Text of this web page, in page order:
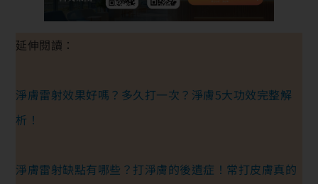
延伸閱讀：
淨膚雷射效果好嗎？多久打一次？淨膚5大功效完整解
析！
淨膚雷射缺點有哪些？打淨膚的後遺症！常打皮膚真的